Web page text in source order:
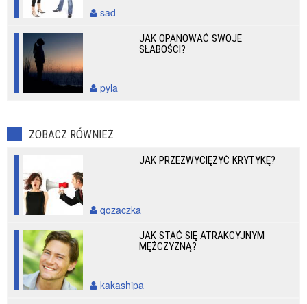
sad
JAK OPANOWAĆ SWOJE
SŁABOŚCI?
pyla
ZOBACZ RÓWNIEŻ
JAK PRZEZWYCIĘŻYĆ KRYTYKĘ?
qozaczka
JAK STAĆ SIĘ ATRAKCYJNYM
MĘŻCZYZNĄ?
kakashipa